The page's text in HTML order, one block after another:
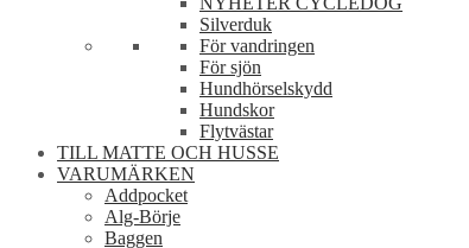
Silverduk
För vandringen
För sjön
Hundhörselskydd
Hundskor
Flytvästar
TILL MATTE OCH HUSSE
VARUMÄRKEN
Addpocket
Alg-Börje
Baggen